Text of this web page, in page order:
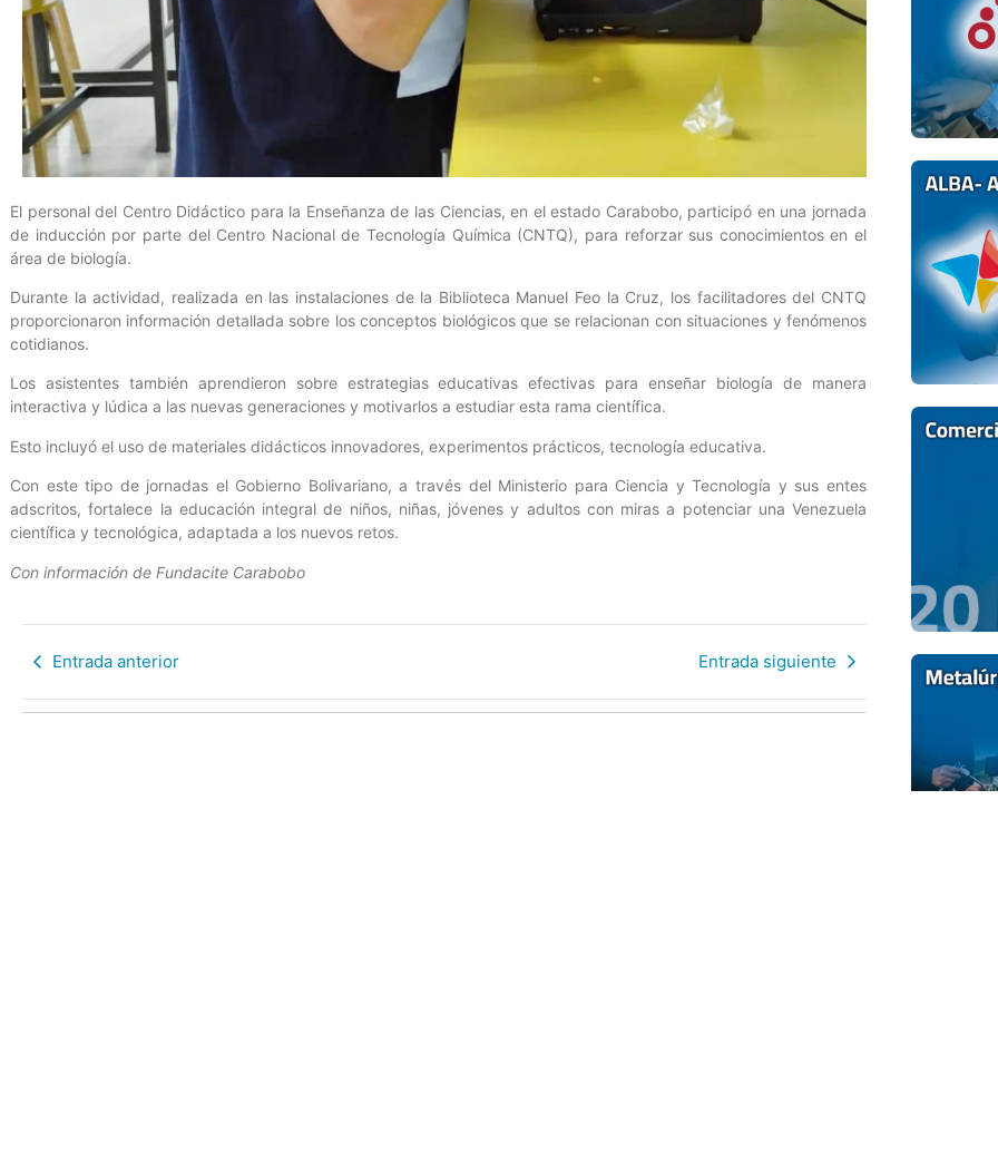
El personal del Centro Didáctico para la Enseñanza de las Ciencias, en el estado Carabobo, participó en una jornada
de inducción por parte del Centro Nacional de Tecnología Química (CNTQ), para reforzar sus conocimientos en el
área de biología.
Durante la actividad, realizada en las instalaciones de la Biblioteca Manuel Feo la Cruz, los facilitadores del CNTQ
proporcionaron información detallada sobre los conceptos biológicos que se relacionan con situaciones y fenómenos
cotidianos.
Los asistentes también aprendieron sobre estrategias educativas efectivas para enseñar biología de manera
interactiva y lúdica a las nuevas generaciones y motivarlos a estudiar esta rama científica.
Esto incluyó el uso de materiales didácticos innovadores, experimentos prácticos, tecnología educativa.
Con este tipo de jornadas el Gobierno Bolivariano, a través del Ministerio para Ciencia y Tecnología y sus entes
adscritos, fortalece la educación integral de niños, niñas, jóvenes y adultos con miras a potenciar una Venezuela
científica y tecnológica, adaptada a los nuevos retos.
Con información de Fundacite Carabobo
Entrada anterior Entrada siguiente